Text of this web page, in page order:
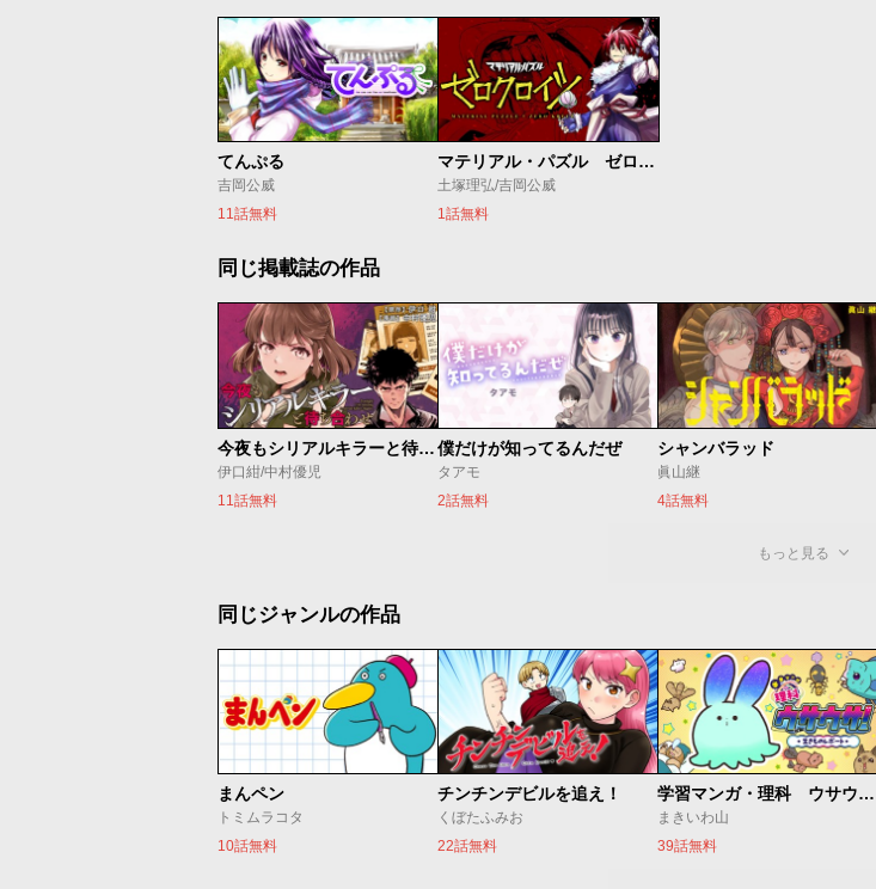
てんぷる
吉岡公威
11話無料
マテリアル・パズル ゼロクロイツ
土塚理弘/吉岡公威
1話無料
同じ掲載誌の作品
今夜もシリアルキラーと待ち合わせ
伊口紺/中村優児
11話無料
僕だけが知ってるんだぜ
タアモ
2話無料
シャンバラッド
眞山継
4話無料
もっと見る
同じジャンルの作品
まんペン
トミムラコタ
10話無料
チンチンデビルを追え！
くぼたふみお
22話無料
学習マンガ・理科 ウサウサ！
まきいわ山
39話無料